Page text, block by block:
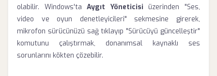
olabilir. Windows'taAygıt Yöneticisi üzerinden "Ses,
video ve oyun denetleyicileri" sekmesine girerek,
mikrofon sürücünüzü sağ tıklayıp "Sürücüyü güncelleştir"
komutunu çalıştırmak, donanımsal kaynaklı ses
sorunlarını kökten çözebilir.